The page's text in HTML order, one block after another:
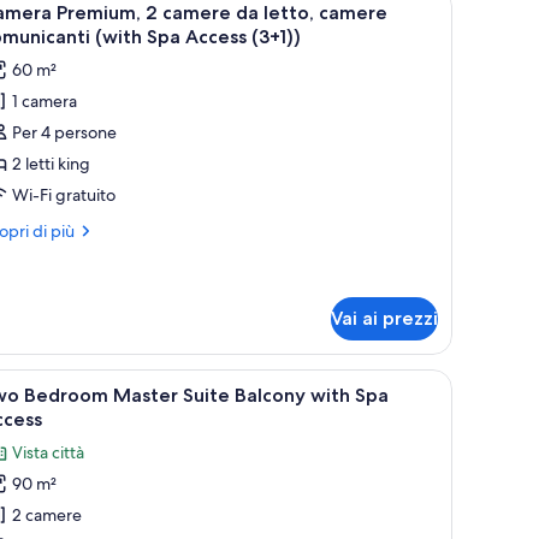
4
Premium, 2 camere da letto, camere
(with Spa Access (3+1))
60 m²
1 camera
Per 4 persone
2 letti king
Wi-Fi gratuito
di più
Vai ai prezzi
divano, un armadio in legno, uno specchio rotondo e un tavolino con una
Una camera d'albergo moderna con un
4 Bedroom Master Suite Balcony with Spa
Vista città
90 m²
2 camere